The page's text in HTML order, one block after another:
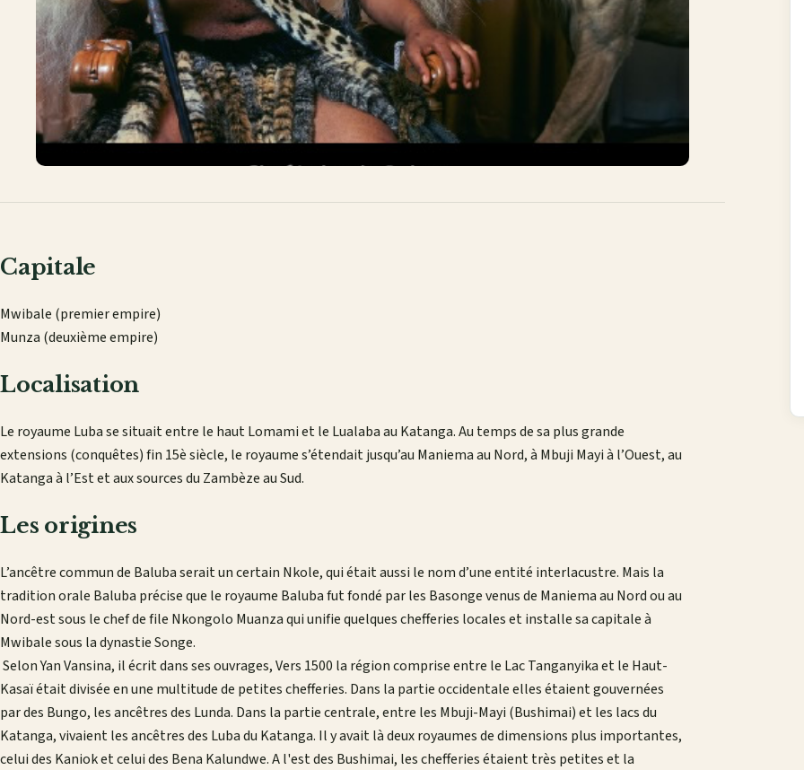
Capitale
Mwibale (premier empire)
Munza (deuxième empire)
Localisation
Le royaume Luba se situait entre le haut Lomami et le Lualaba au Katanga. Au temps de sa plus grande
extensions (conquêtes) fin 15è siècle, le royaume s’étendait jusqu’au Maniema au Nord, à Mbuji Mayi à l’Ouest, au
Katanga à l’Est et aux sources du Zambèze au Sud.
Les origines
L’ancêtre commun de Baluba serait un certain Nkole, qui était aussi le nom d’une entité interlacustre. Mais la
tradition orale Baluba précise que le royaume Baluba fut fondé par les Basonge venus de Maniema au Nord ou au
Nord-est sous le chef de file Nkongolo Muanza qui unifie quelques chefferies locales et installe sa capitale à
Mwibale sous la dynastie Songe.
Selon Yan Vansina, il écrit dans ses ouvrages, Vers 1500 la région comprise entre le Lac Tanganyika et le Haut-
Kasaï était divisée en une multitude de petites chefferies. Dans la partie occidentale elles étaient gouvernées
par des Bungo, les ancêtres des Lunda. Dans la partie centrale, entre les Mbuji-Mayi (Bushimai) et les lacs du
Katanga, vivaient les ancêtres des Luba du Katanga. Il y avait là deux royaumes de dimensions plus importantes,
celui des Kaniok et celui des Bena Kalundwe. A l'est des Bushimai, les chefferies étaient très petites et la